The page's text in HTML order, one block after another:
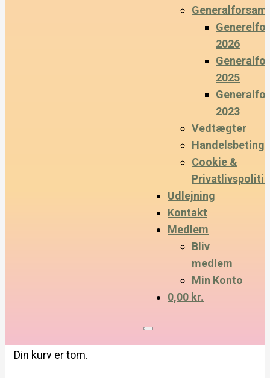
2026
2025
2023
Vedtægter
Cookie &
Privatlivspolitik
Udlejning
Kontakt
Medlem
Bliv
medlem
Min Konto
0,00 kr.
Din kurv er tom.